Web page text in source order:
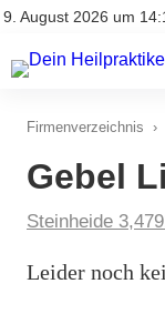
9. August 2026 um
Impressum
Natürliche
Heilpflanzen
Firmenverzeichnis ›
Gebel
Steinheide
Leider noch